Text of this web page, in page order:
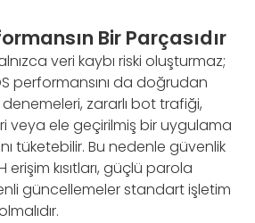
Bir Parçasıdır
veri kaybı riski oluşturmaz;
performansını da doğrudan
zararlı bot trafiği,
veya ele geçirilmiş bir uygulama
tüketebilir. Bu nedenle güvenlik
erişim kısıtları, güçlü parola
güncellemeler standart işletim